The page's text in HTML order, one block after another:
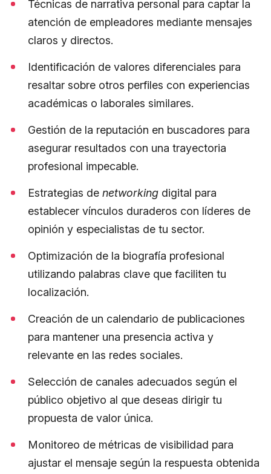
Técnicas de narrativa personal para captar la
atención de empleadores mediante mensajes
claros y directos.
Identificación de valores diferenciales para
resaltar sobre otros perfiles con experiencias
académicas o laborales similares.
Gestión de la reputación en buscadores para
asegurar resultados con una trayectoria
profesional impecable.
Estrategias de networking digital para
establecer vínculos duraderos con líderes de
opinión y especialistas de tu sector.
Optimización de la biografía profesional
utilizando palabras clave que faciliten tu
localización.
Creación de un calendario de publicaciones
para mantener una presencia activa y
relevante en las redes sociales.
Selección de canales adecuados según el
público objetivo al que deseas dirigir tu
propuesta de valor única.
Monitoreo de métricas de visibilidad para
ajustar el mensaje según la respuesta obtenida